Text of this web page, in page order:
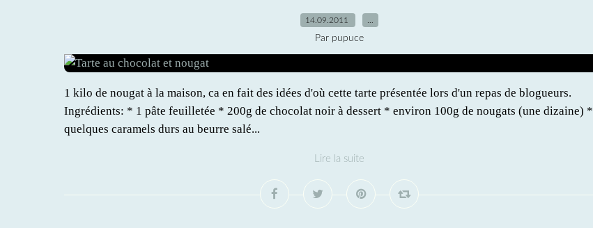
14.09.2011
Par pupuce
1 kilo de nougat à la maison, ca en fait des idées d'où cette tarte présentée lors d'un repas de blogueurs.
Ingrédients: * 1 pâte feuilletée * 200g de chocolat noir à dessert * environ 100g de nougats (une dizaine) *
quelques caramels durs au beurre salé...
Lire la suite